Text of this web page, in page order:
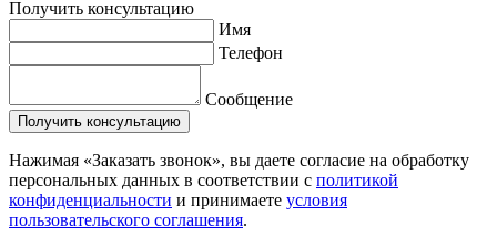
Получить консультацию
Имя
Телефон
Сообщение
Нажимая «Заказать звонок», вы даете согласие на обработку
персональных данных в соответствии с политикой
конфиденциальности и принимаете условия
пользовательского соглашения.